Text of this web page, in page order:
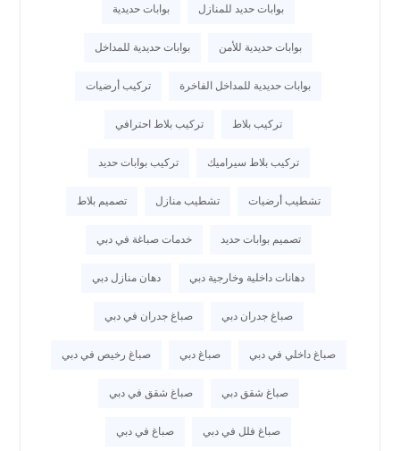
بوابات حديد للمنازل بوابات حديدية
بوابات حديدية للأمن بوابات حديدية للمداخل
بوابات حديدية للمداخل الفاخرة تركيب أرضيات
تركيب بلاط تركيب بلاط احترافي
تركيب بلاط سيراميك تركيب بوابات حديد
تشطيب أرضيات تشطيب منازل تصميم بلاط
تصميم بوابات حديد خدمات صباغة في دبي
دهانات داخلية وخارجية دبي دهان منازل دبي
صباغ جدران دبي صباغ جدران في دبي
صباغ داخلي في دبي صباغ دبي صباغ رخيص في دبي
صباغ شقق دبي صباغ شقق في دبي
صباغ فلل في دبي صباغ في دبي